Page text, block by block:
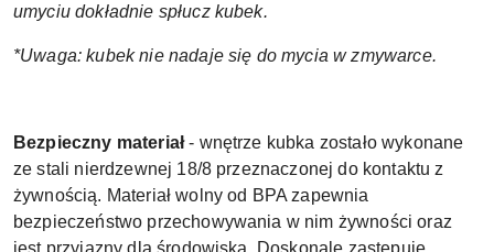
umyciu dokładnie spłucz kubek.
*Uwaga: kubek nie nadaje się do mycia w zmywarce.
Bezpieczny materiał- wnętrze kubka zostało wykonane
ze stali nierdzewnej 18/8 przeznaczonej do kontaktu z
żywnością. Materiał wolny od BPA zapewnia
bezpieczeństwo przechowywania w nim żywności oraz
jest przyjazny dla środowiska. Doskonale zastępuje